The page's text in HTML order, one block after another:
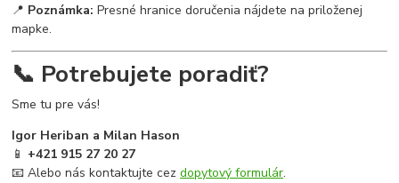
📍 Poznámka: Presné hranice doručenia nájdete na priloženej
mapke.
📞 Potrebujete poradiť?
Sme tu pre vás!
Igor Heriban a Milan Hason
📱 +421 915 27 20 27
📧 Alebo nás kontaktujte cezdopytový formulár.